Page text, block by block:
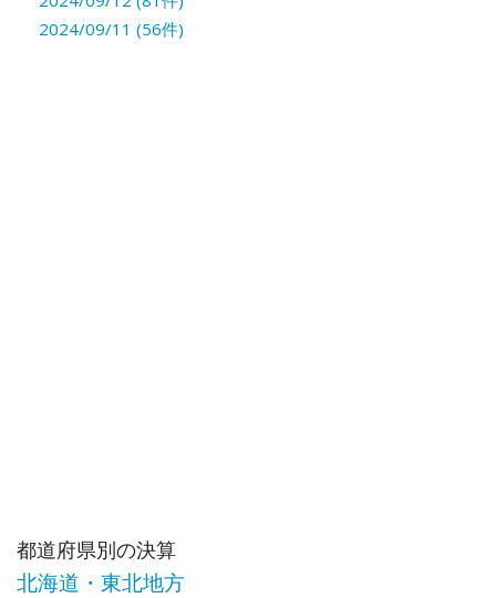
2024/09/11 (56件)
都道府県別の決算
北海道・東北地方